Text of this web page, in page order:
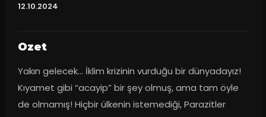
12.10.2024
Ozet
Yakın gelecek… İklim krizinin vurduğu bir dünyadayız!
Kıyamet gibi “acayip” bir şey olmuş, ama tam öyle
de olmamış! Hiçbir ülkenin istemediği, Parazitler